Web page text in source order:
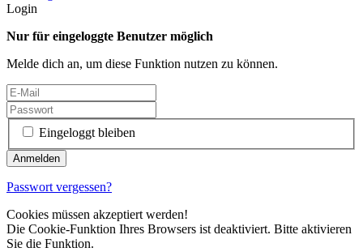
Login
Nur für eingeloggte Benutzer möglich
Melde dich an, um diese Funktion nutzen zu können.
Eingeloggt bleiben
Passwort vergessen?
Cookies müssen akzeptiert werden!
Die Cookie-Funktion Ihres Browsers ist deaktiviert. Bitte aktivieren
Sie die Funktion.